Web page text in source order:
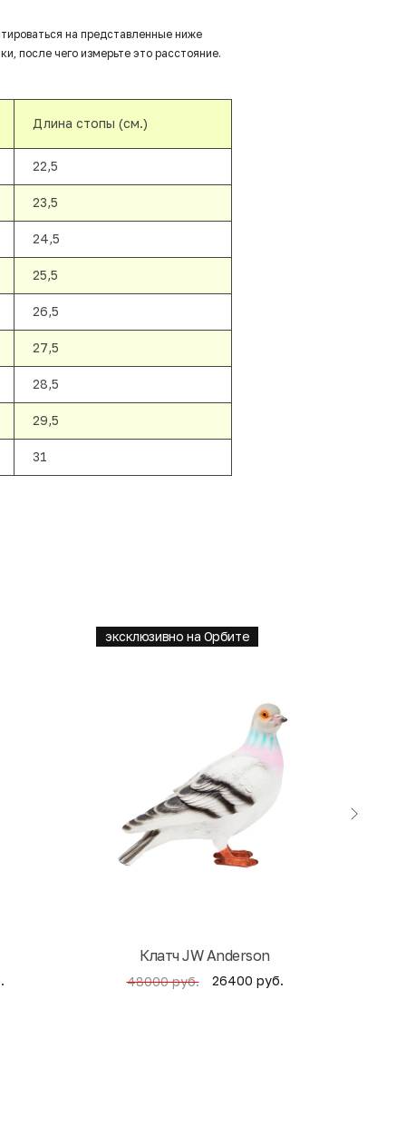
на представленные ниже
после чего измерьте это расстояние.
Длина стопы (см.)
22,5
23,5
24,5
25,5
26,5
27,5
28,5
29,5
31
эксклюзивно на Орбите
Клатч JW Anderson
48000 руб. 26400 руб.